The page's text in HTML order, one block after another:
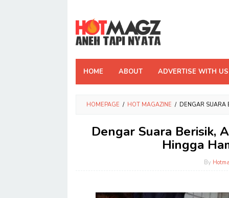
content
HOME ABOUT ADVERTISE WITH US
HOMEPAGE / HOT MAGAZINE / DENGAR SUARA
Dengar Suara Berisik,
Hingga
By